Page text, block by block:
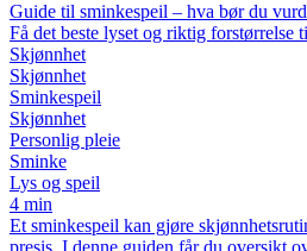
Guide til sminkespeil – hva bør du
Få det beste lyset og riktig forstørrelse
Skjønnhet
Skjønnhet
Sminkespeil
Skjønnhet
Personlig pleie
Sminke
Lys og speil
4 min
Et sminkespeil kan gjøre
presis. I denne guiden får du oversikt